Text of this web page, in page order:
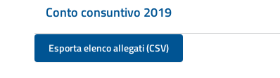
Conto consuntivo 2019
Esporta elenco allegati (CSV)